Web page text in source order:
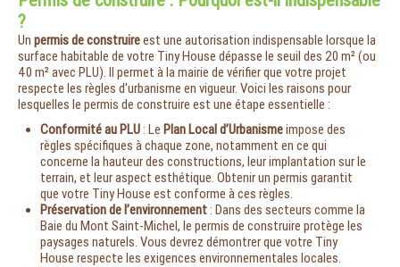
?
Un permis de construireest une autorisation indispensable lorsque la
surface habitable de votre Tiny House dépasse le seuil des 20 m² (ou
40 m² avec PLU). Il permet à la mairie de vérifier que votre projet
respecte les règles d'urbanisme en vigueur. Voici les raisons pour
lesquelles le permis de construire est une étape essentielle :
Conformité au PLU: Le Plan Local d’Urbanismeimpose des
règles spécifiques à chaque zone, notamment en ce qui
concerne la hauteur des constructions, leur implantation sur le
terrain, et leur aspect esthétique. Obtenir un permis garantit
que votre Tiny House est conforme à ces règles.
Préservation de l’environnement: Dans des secteurs comme la
Baie du Mont Saint-Michel, le permis de construire protège les
paysages naturels. Vous devrez démontrer que votre Tiny
House respecte les exigences environnementales locales.